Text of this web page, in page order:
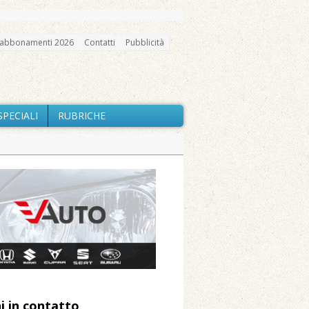
2026 Contatti Pubblicità
RUBRICHE
«Misura precauzionale e
della Pro Loco
estrema e gli incendi